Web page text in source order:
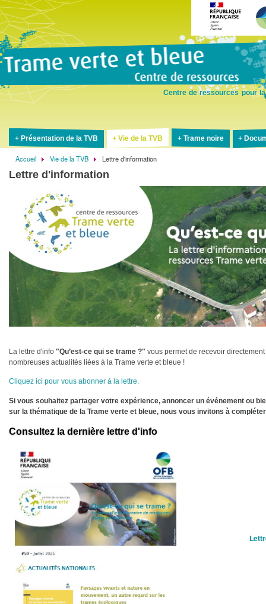
Centre de ressources pour
Présentation de la TVB Vie de la TVB Trame noire
Fil
d'Ariane
Accueil Vie de la TVB Lettre d'information
Lettre d'information
La lettre d'info "Qu’est-ce qui se trame ?" vous permet de recevoir
nombreuses actualités liées à la Trame verte et bleue !
Cliquez ici pour vous abonner à la lettre.
Si vous souhaitez partager votre expérience, annoncer un événement ou
sur la thématique de la Trame verte et bleue, nous vous invitons à
Consultez la dernière lettre d'info